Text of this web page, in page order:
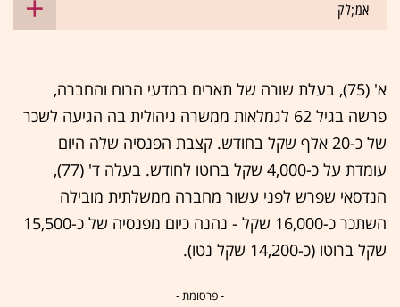
אמ;לק
א' (75), בעלת שורה של תארים במדעי הרוח והחברה,
פרשה בגיל 62 לגמלאות ממשרה ניהולית בה הגיעה לשכר
של כ-20 אלף שקל בחודש. קצבת הפנסיה שלה היום
עומדת על כ-4,000 שקל ברוטו לחודש. בעלה ד' (77),
הנדסאי שפרש לפני עשור מחברה ממשלתית מובילה
השתכר כ-16,000 שקל - נהנה כיום מפנסיה של כ-15,500
שקל ברוטו (כ-14,200 שקל נטו).
- פרסומת -